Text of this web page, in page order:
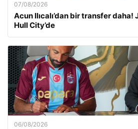
07/08/2026
Acun Ilıcalı’dan bir transfer
Hull City’de
06/08/2026